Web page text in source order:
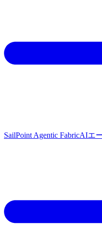
SailPoint Agentic FabricAIエ